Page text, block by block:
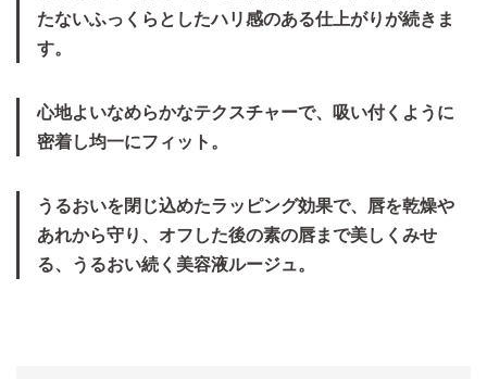
たないふっくらとしたハリ感のある仕上がりが続きま
す。
心地よいなめらかなテクスチャーで、吸い付くように
密着し均一にフィット。
うるおいを閉じ込めたラッピング効果で、唇を乾燥や
あれから守り、オフした後の素の唇まで美しくみせ
る、うるおい続く美容液ルージュ。